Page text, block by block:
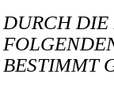
DURCH DIE
BESTIMMT